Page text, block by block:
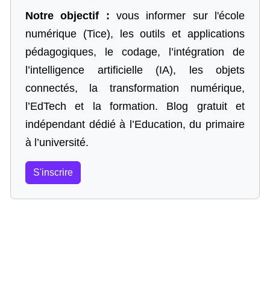
Notre objectif : vous informer sur l'école
numérique (Tice), les outils et applications
pédagogiques, le codage,
l’intégration de
l’intelligence artificielle (IA), les objets
connectés, la transformation numérique,
l’EdTech et la formation. Blog gratuit et
indépendant dédié à l’Education, du primaire
à l’université.
S'inscrire